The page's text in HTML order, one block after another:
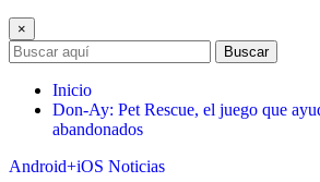
×
Buscar
Inicio
Don-Ay: Pet Rescue, el juego que
abandonados
Android+iOS Noticias